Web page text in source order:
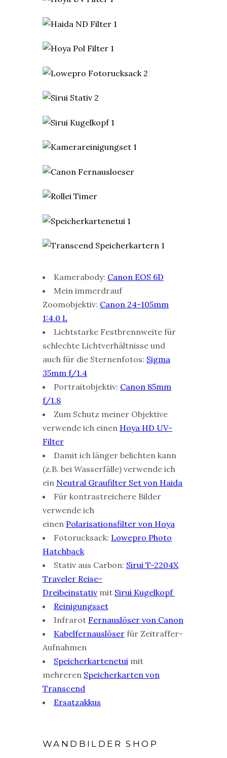
Kamerabody: Canon EOS 6D
Mein immerdrauf
Zoomobjektiv: Canon 24-105mm
1:4.0 L
Lichtstarke Festbrennweite für
schlechte Lichtverhältnisse und
auch für die Sternenfotos: Sigma
35mm f/1.4
Portraitobjektiv: Canon 85mm
f/1.8
Zum Schutz meiner Objektive
verwende ich einen Hoya HD UV-
Filter
Damit ich länger belichten kann
(z.B. bei Wasserfälle) verwende ich
ein Neutral Graufilter Set von Haida
Für kontrastreichere Bilder
verwende ich
einen Polarisationsfilter von Hoya
Fotorucksack: Lowepro Photo
Hatchback
Stativ aus Carbon: Sirui T-2204X
Traveler Reise-
Dreibeinstativ mit Sirui Kugelkopf
Reinigungsset
Infrarot Fernauslöser von Canon
Kabelfernauslöser für Zeitraffer-
Aufnahmen
Speicherkartenetui mit
mehreren Speicherkarten von
Transcend
Ersatzakkus
WANDBILDER SHOP